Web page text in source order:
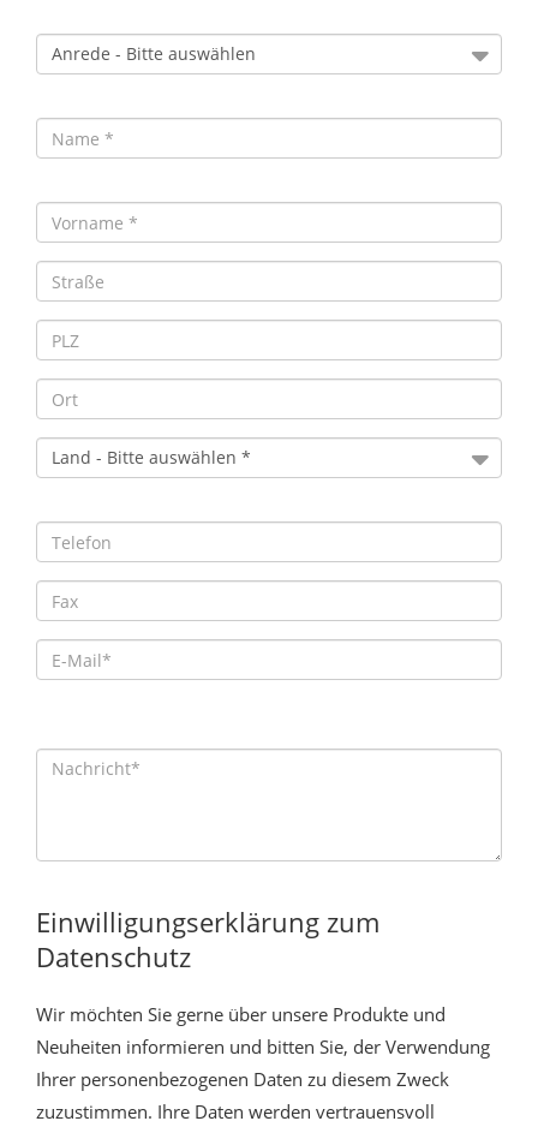
Einwilligungserklärung zum
Datenschutz
Wir möchten Sie gerne über unsere Produkte und
Neuheiten informieren und bitten Sie, der Verwendung
Ihrer personenbezogenen Daten zu diesem Zweck
zuzustimmen. Ihre Daten werden vertrauensvoll